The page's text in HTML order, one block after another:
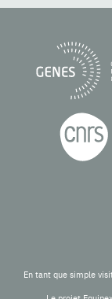
En tant que simple